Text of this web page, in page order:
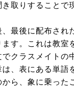
き取りすることで
、最後に配布され
ます。これは教室
でクラスメイトの
は、表にある単語
から、象に乗った